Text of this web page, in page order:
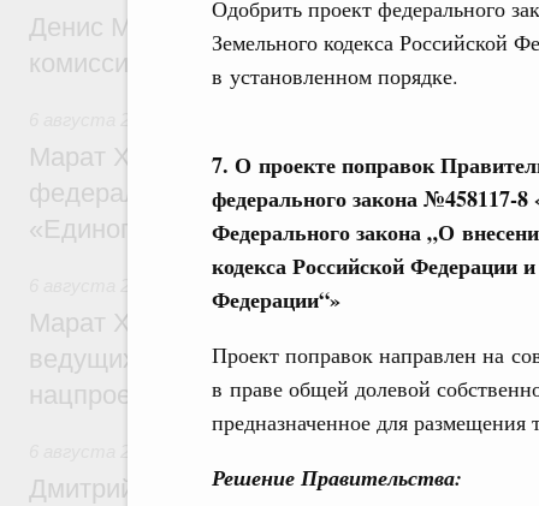
Одобрить проект федерального
Земельного кодекса Российской
в установленном порядке.
7. О проекте поправок
федерального закона №458117-
Федерального закона „О
кодекса Российской Федерации
Федерации“»
Проект поправок направлен на
в праве общей долевой
предназначенное для размещения
Решение Правительства:
Денис Мантуров провёл заседание
комиссии по промышленности
Марат Хуснуллин: Более 130
федерального значения построено под
«Единого заказчика»
Национальный проект «Инфраструктура
Марат Хуснуллин: Порядка 200
ведущих к спортивным объектам,
нацпроекту «Инфраструктура для
Дмитрий Чернышенко, Сергей Кравцов и